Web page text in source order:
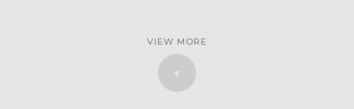
VIEW MORE